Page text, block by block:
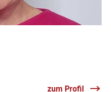
zum Profil